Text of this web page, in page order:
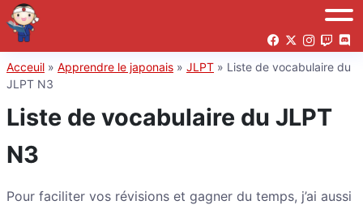
Acceuil » Apprendre le japonais » JLPT » Liste de vocabulaire du
JLPT N3
Liste de vocabulaire du JLPT
N3
Pour faciliter vos révisions et gagner du temps, j’ai aussi